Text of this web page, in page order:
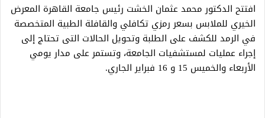
افتتح الدكتور محمد عثمان الخشت رئيس جامعة القاهرة المعرض
الخيري للملابس بسعر رمزي تكافلي والقافلة الطبية المتخصصة
في الرمد للكشف على الطلبة وتحويل الحالات التى تحتاج إلى
إجراء عمليات لمستشفيات الجامعة، وتستمر على مدار يومي
الأربعاء والخميس 15 و 16 فبراير الجاري.